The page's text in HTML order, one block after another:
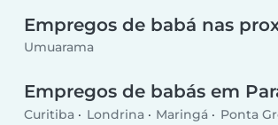
Empregos de babá nas
Umuarama
Empregos de babás em
Curitiba Londrina Maringá
Ponta